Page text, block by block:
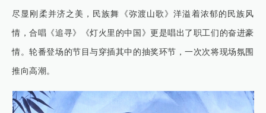
尽显刚柔并济之美，民族舞《弥渡山歌》洋溢着浓郁的民族风
情，合唱《追寻》《灯火里的中国》更是唱出了职工们的奋进豪
情。轮番登场的节目与穿插其中的抽奖环节，一次次将现场氛围
推向高潮。